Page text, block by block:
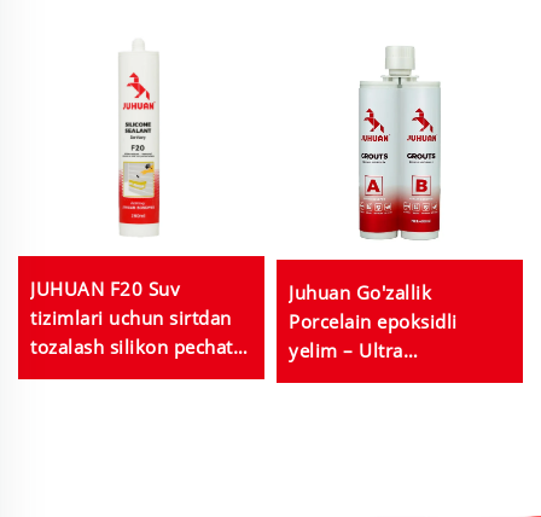
JUHUAN F20 Suv
tizimlari uchun sirtdan
tozalash silikon pechatel
vannalar, oshxona, baliq
Juhuan Go'zallik
Porcelain epoksidli
yelim – Ultra
mustahkam namlikka